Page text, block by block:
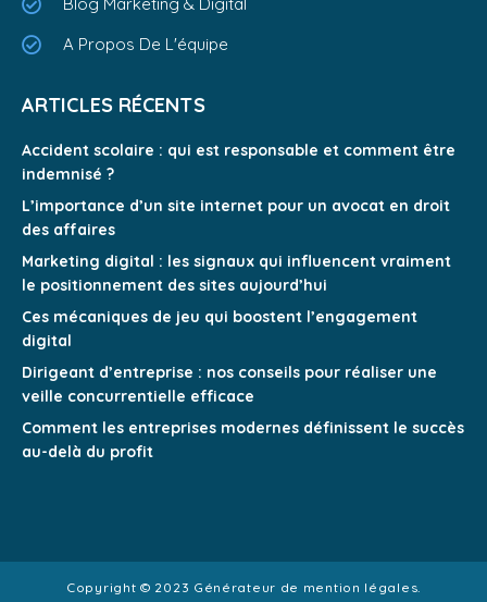
A Propos De L'équipe
ARTICLES RÉCENTS
Accident scolaire : qui est responsable et comment être
indemnisé ?
L’importance d’un site internet pour un avocat en droit
des affaires
Marketing digital : les signaux qui influencent vraiment
le positionnement des sites aujourd’hui
Ces mécaniques de jeu qui boostent l’engagement
digital
Dirigeant d’entreprise : nos conseils pour réaliser une
veille concurrentielle efficace
Comment les entreprises modernes définissent le succès
au-delà du profit
Copyright © 2023 Générateur de mention légales.